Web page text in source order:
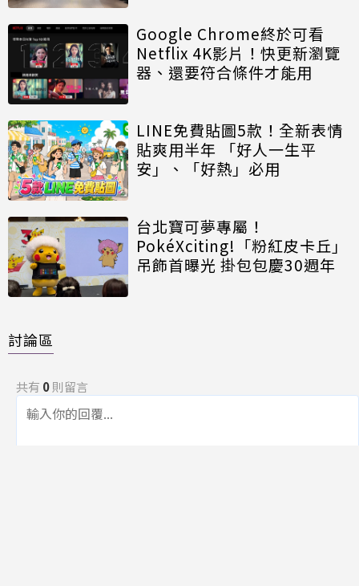
Google Chrome終於可看
Netflix 4K影片！快更新瀏覽
器、還要符合條件才能用
LINE免費貼圖5款！全新表情
貼爽用半年 「好人一生平
安」、「好熱」必用
台北寶可夢專屬！
PokéXciting!「粉紅皮卡丘」
吊飾首曝光 掛包包慶30週年
討論區
共有 0則留言